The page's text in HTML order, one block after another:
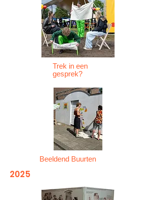
Trek in een
gesprek?
Beeldend Buurten
2025